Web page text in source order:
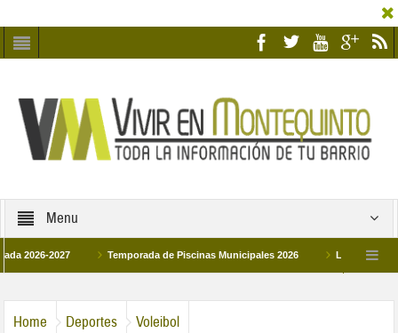
Menu
2027 Temporada de Piscinas Municipales 2026 Los Campus de
Home Deportes Voleibol